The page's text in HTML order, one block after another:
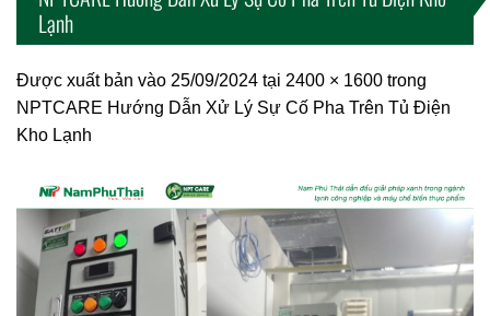
Lạnh
Được xuất bản vào 25/09/2024 tại 2400 × 1600 trong
NPTCARE Hướng Dẫn Xử Lý Sự Cố Pha Trên Tủ Điện
Kho Lạnh